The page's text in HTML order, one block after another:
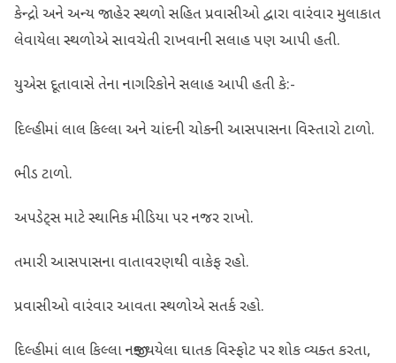
કેન્દ્રો અને અન્ય જાહેર સ્થળો સહિત પ્રવાસીઓ દ્વારા વારંવાર મુલાકાત
લેવાયેલા સ્થળોએ સાવચેતી રાખવાની સલાહ પણ આપી હતી.
યુએસ દૂતાવાસે તેના નાગરિકોને સલાહ આપી હતી કે:-
દિલ્હીમાં લાલ કિલ્લા અને ચાંદની ચોકની આસપાસના વિસ્તારો ટાળો.
ભીડ ટાળો.
અપડેટ્સ માટે સ્થાનિક મીડિયા પર નજર રાખો.
તમારી આસપાસના વાતાવરણથી વાકેફ રહો.
પ્રવાસીઓ વારંવાર આવતા સ્થળોએ સતર્ક રહો.
દિલ્હીમાં લાલ કિલ્લા નજીક થયેલા ઘાતક વિસ્ફોટ પર શોક વ્યક્ત કરતા,